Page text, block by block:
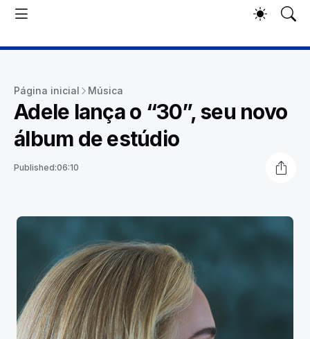
Página inicial Música
Adele lança o “30”, seu novo
álbum de estúdio
Published:06:10